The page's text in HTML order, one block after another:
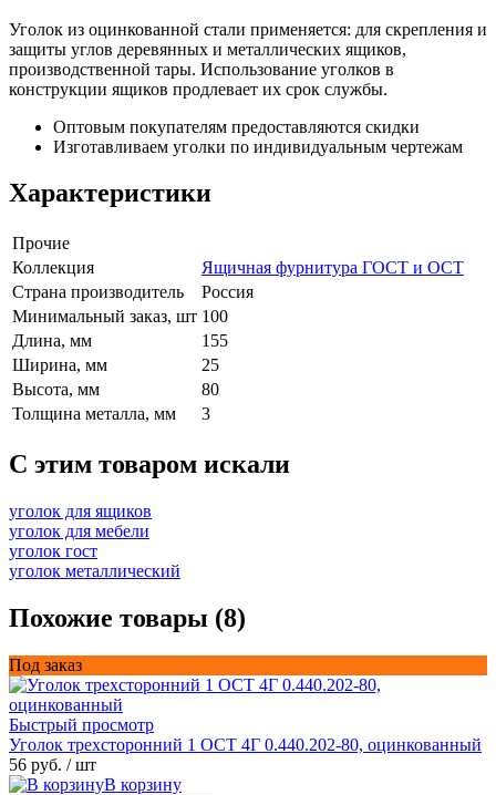
Уголок из оцинкованной стали применяется: для скрепления и
защиты углов деревянных и металлических ящиков,
производственной тары. Использование уголков в
конструкции ящиков продлевает их срок службы.
Оптовым покупателям предоставляются скидки
Изготавливаем уголки по индивидуальным чертежам
Характеристики
Прочие
Коллекция
Ящичная фурнитура ГОСТ и ОСТ
Страна производитель
Россия
Минимальный заказ, шт 100
Длина, мм
155
Ширина, мм
25
Высота, мм
80
Толщина металла, мм
3
C этим товаром искали
уголок для ящиков
уголок для мебели
уголок гост
уголок металлический
Похожие товары (8)
Под заказ
Быстрый просмотр
Уголок трехсторонний 1 ОСТ 4Г 0.440.202-80, оцинкованный
56 руб. / шт
В корзину